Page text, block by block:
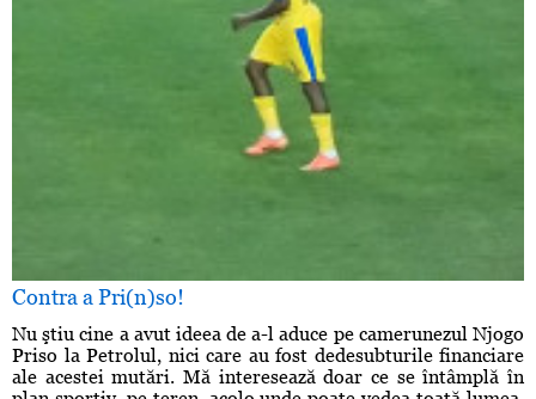
Contra a Pri(n)so!
Nu ştiu cine a avut ideea de a-l aduce pe camerunezul Njogo
Priso la Petrolul, nici care au fost dedesubturile financiare
ale acestei mutări. Mă interesează doar ce se întâmplă în